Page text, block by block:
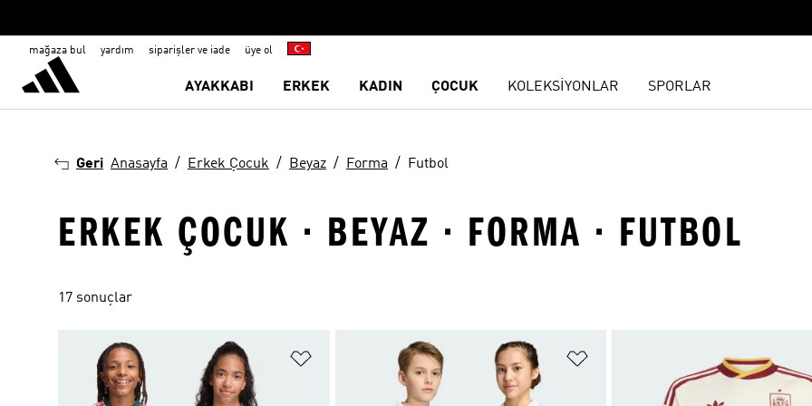
mağaza bul yardım siparişler ve iade üye ol
AYAKKABI ERKEK KADIN ÇOCUK KOLEKSİYONLAR SPORLAR
Geri Anasayfa Erkek Çocuk Beyaz Forma Futbol
ERKEK ÇOCUK · BEYAZ · FORMA · FUTBOL
17 sonuçlar
Favori Listesine Ekle